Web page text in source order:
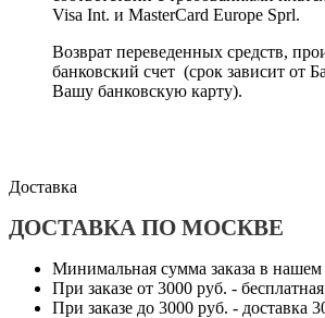
Visa Int. и MasterCard Europe Sprl.
Возврат переведенных средств,
банковский счет (срок зависит от
Вашу банковскую карту).
Доставка
ДОСТАВКА ПО МОСКВЕ
Минимальная сумма заказа в нашем
При заказе от 3000 руб. -
При заказе до 3000 руб. - доставка